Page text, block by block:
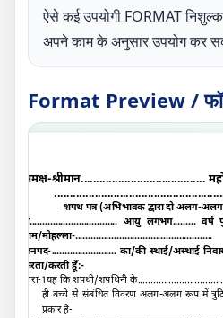
ऐसे कई उपयोगी FORMAT
अपने काम के अनुसार उपयोग कर
Format Preview /
समक्ष-श्रीमान........................................
शपथ पत्र (अभिभावक द्वारा दो अलग-
मैं.................................. आयु लगभग......... वर्ष
ग्राम/मोहल्ला-
जनपद-......................... का/की स्थाई/अस्थाई
करता/करती हूँ:-
धारा-1यह कि शपथी/शपथिनी
ही बच्चे से संबंधित विवरण अलग-अलग रूप में
प्रकार है-